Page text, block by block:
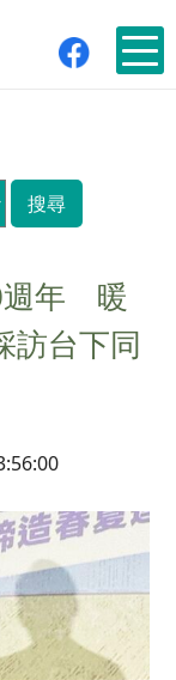
週年 暖
訪台下同